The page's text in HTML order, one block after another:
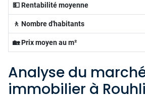
💵 Rentabilité moyenne
🚶 Nombre d'habitants
🏡 Prix moyen au m²
Analyse du
immobilier à